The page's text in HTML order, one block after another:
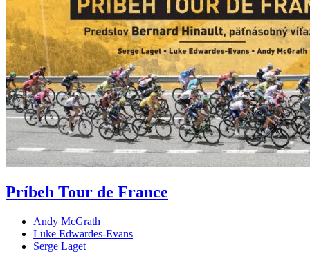
Príbeh Tour de France
Andy McGrath
Luke Edwardes-Evans
Serge Laget